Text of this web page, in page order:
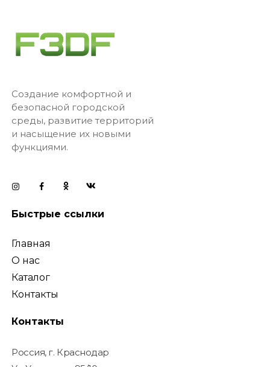
Создание комфортной и
безопасной городской
среды, развитие территорий
и насыщение их новыми
функциями.
Быстрые ссылки
Главная
О нас
Каталог
Контакты
Контакты
Россия, г. Краснодар